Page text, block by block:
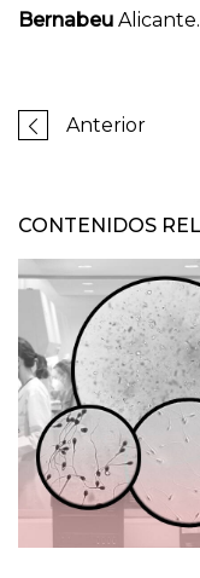
Bernabeu Alicante.
Anterior
CONTENIDOS